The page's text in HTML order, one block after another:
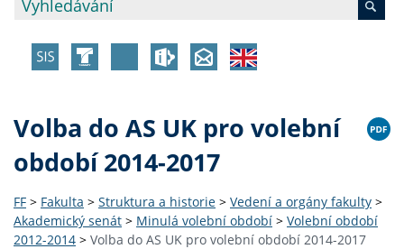
Volba do AS UK pro volební
období 2014-2017
FF > Fakulta > Struktura a historie > Vedení a orgány fakulty >
Akademický senát > Minulá volební období > Volební období
2012-2014 > Volba do AS UK pro volební období 2014-2017